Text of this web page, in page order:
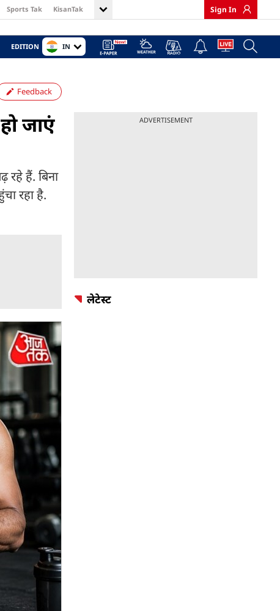
Sports Tak KisanTak Sign In
EDITION IN
Feedback
जाएं
रहे हैं. बिना
रहा है.
ADVERTISEMENT
लेटेस्ट